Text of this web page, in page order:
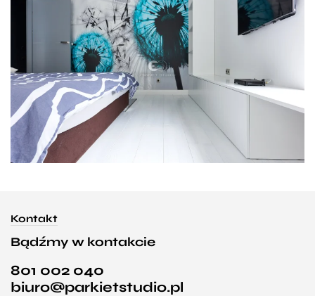
Kontakt
Bądźmy w kontakcie
801 002 040
biuro@parkietstudio.pl